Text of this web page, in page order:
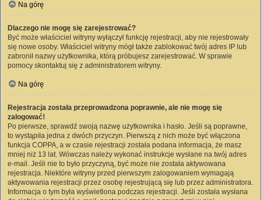
Na górę
Dlaczego nie mogę się zarejestrować?
Być może właściciel witryny wyłączył funkcję rejestracji, aby nie rejestrowały
się nowe osoby. Właściciel witryny mógł także zablokować twój adres IP lub
zabronił nazwy użytkownika, którą próbujesz zarejestrować. W sprawie
pomocy skontaktuj się z administratorem witryny.
Na górę
Rejestracja została przeprowadzona poprawnie, ale nie mogę się
zalogować!
Po pierwsze, sprawdź swoją nazwę użytkownika i hasło. Jeśli są poprawne,
to wystąpiła jedna z dwóch przyczyn. Pierwszą z nich może być włączona
funkcja COPPA, a w czasie rejestracji została podana informacja, że masz
mniej niż 13 lat. Wówczas należy wykonać instrukcje wysłane na twój adres
e-mail. Jeśli nie to było przyczyną, być może nie została aktywowana
rejestracja. Niektóre witryny przed pierwszym zalogowaniem wymagają
aktywowania rejestracji przez osobę rejestrującą się lub przez administratora.
Informacja o tym była wyświetlona podczas rejestracji. Jeśli została wysłana